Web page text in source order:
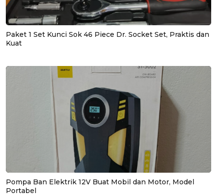
Paket 1 Set Kunci Sok 46 Piece Dr. Socket Set, Praktis dan
Kuat
Pompa Ban Elektrik 12V Buat Mobil dan Motor, Model
Portabel